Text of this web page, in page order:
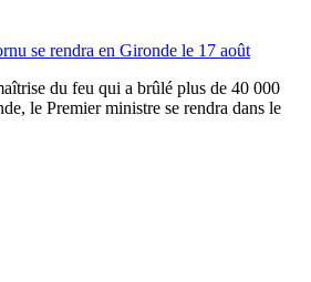
se rendra en Gironde le 17 août
du feu qui a brûlé plus de 40 000
le Premier ministre se rendra dans le